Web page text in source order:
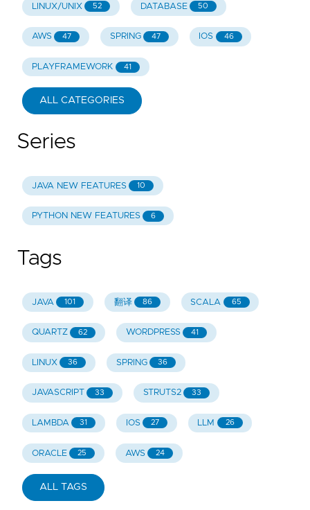
LINUX/UNIX 52 DATABASE 50
AWS 47 SPRING 47 IOS 46
PLAYFRAMEWORK 41
ALL CATEGORIES
Series
JAVA NEW FEATURES 10
PYTHON NEW FEATURES 6
Tags
JAVA 101 翻译 86 SCALA 65
QUARTZ 62 WORDPRESS 41
LINUX 36 SPRING 36
JAVASCRIPT 33 STRUTS2 33
LAMBDA 31 IOS 27 LLM 26
ORACLE 25 AWS 24
ALL TAGS